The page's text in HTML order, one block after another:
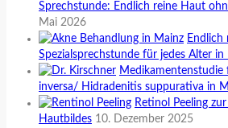
Sprechstunde: Endlich reine Haut
Mai 2026
Endlich
Spezialsprechstunde für jedes Alter in
inversa/ Hidradenitis suppurativa in
Retinol Peeling
Hautbildes 10. Dezember 2025